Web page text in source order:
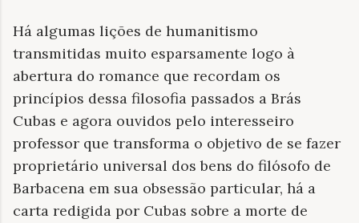
Há algumas lições de humanitismo
transmitidas muito esparsamente logo à
abertura do romance que recordam os
princípios dessa filosofia passados a Brás
Cubas e agora ouvidos pelo interesseiro
professor que transforma o objetivo de se fazer
proprietário universal dos bens do filósofo de
Barbacena em sua obsessão particular, há a
carta redigida por Cubas sobre a morte de